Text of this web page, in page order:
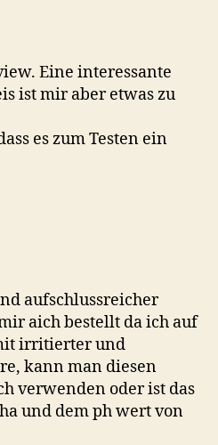
Eine interessante
ist mir aber etwas zu
es zum Testen ein
aufschlussreicher
aich bestellt da ich auf
irritierter und
kann man diesen
verwenden oder ist das
und dem ph wert von